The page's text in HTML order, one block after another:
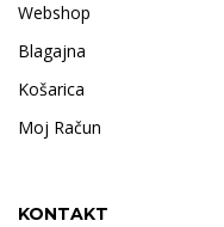
Webshop
Blagajna
Košarica
Moj Račun
KONTAKT